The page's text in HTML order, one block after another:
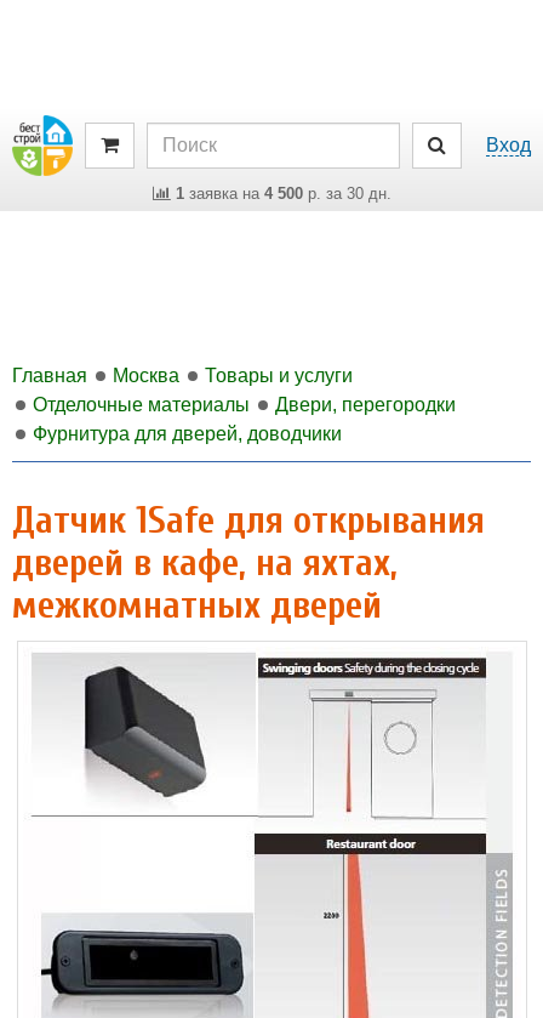
Вход
1заявка на 4 500р. за 30 дн.
Главная Москва
Товары и услуги
Отделочные материалы
Двери, перегородки
Фурнитура для дверей, доводчики
Датчик 1Safe для открывания
дверей в кафе, на яхтах,
межкомнатных дверей